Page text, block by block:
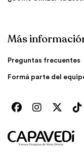
Más
Preguntas frecuentes
Formá parte del